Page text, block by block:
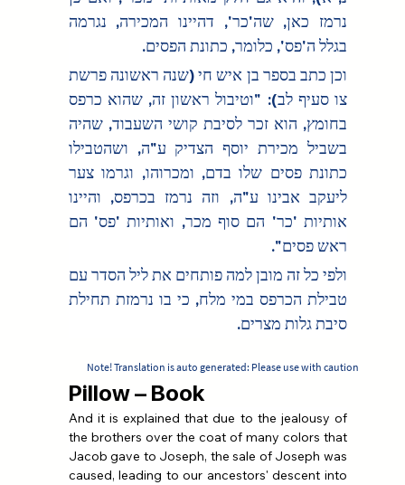
בגלל ה'פס', כלומר, כתונת הפסים.
ראש פסים".
סיבת גלות מצרים.
Note! Translation is auto generated: Please use with caution
Pillow – Book
And it is explained that due to the jealousy of
the brothers over the coat of many colors that
Jacob gave to Joseph, the sale of Joseph was
caused, leading to our ancestors' descent into